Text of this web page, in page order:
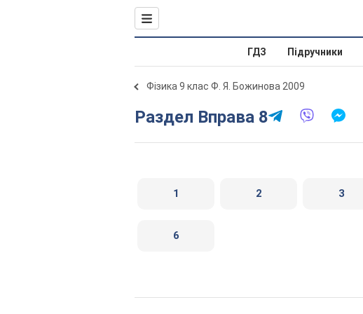
ГДЗ Підручники
Фізика 9 клас Ф. Я. Божинова 2009
Раздел Вправа 8
1 2 3
6